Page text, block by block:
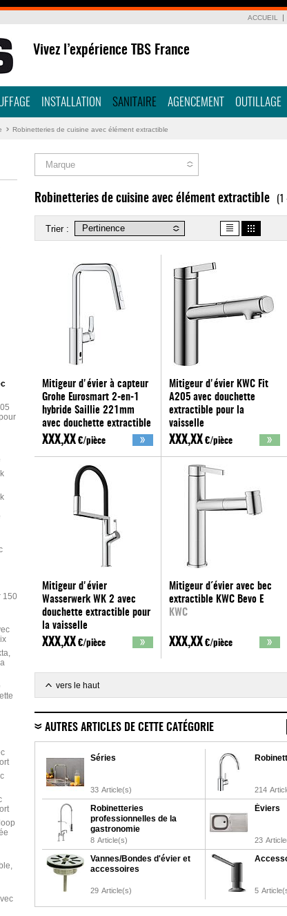
ACCUEIL
Vivez l’expérience TBS France
INSTALLATION SANITAIRE AGENCEMENT OUTILLAGE
Robinetteries de cuisine avec élément extractible
150
Marque
Robinetteries de cuisine avec élément extractible (1
Trier :
Mitigeur d'évier à capteur
Grohe Eurosmart 2-en-1
hybride Saillie 221mm
avec douchette extractible
GROHE
XXX,XX €/pièce
Mitigeur d'évier KWC Fit
A205 avec douchette
extractible pour la
vaisselle
KWC
XXX,XX €/pièce
Mitigeur d'évier
Wasserwerk WK 2 avec
douchette extractible pour
la vaisselle
Wasserwerk
XXX,XX €/pièce
Mitigeur d´évier avec bec
extractible KWC Bevo E
KWC
XXX,XX €/pièce
vers le haut
AUTRES ARTICLES DE CETTE CATÉGORIE
Séries
33 Article(s) 214
Robinetteries
professionnelles de la
gastronomie
8 Article(s)
Éviers
23
Vannes/Bondes d'évier et
accessoires
29 Article(s) 5